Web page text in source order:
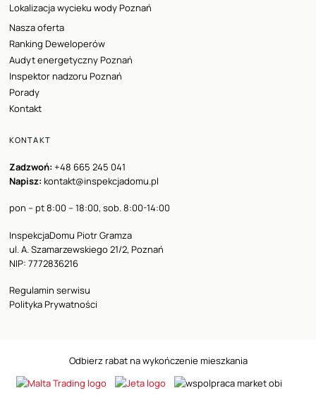
Lokalizacja wycieku wody Poznań
Nasza oferta
Ranking Deweloperów
Audyt energetyczny Poznań
Inspektor nadzoru Poznań
Porady
Kontakt
KONTAKT
Zadzwoń: +48 665 245 041
Napisz: kontakt@inspekcjadomu.pl
pon – pt 8:00 – 18:00, sob. 8:00-14:00
InspekcjaDomu Piotr Gramza
ul. A. Szamarzewskiego 21/2, Poznań
NIP: 7772836216
Regulamin serwisu
Polityka Prywatności
Odbierz rabat na wykończenie mieszkania